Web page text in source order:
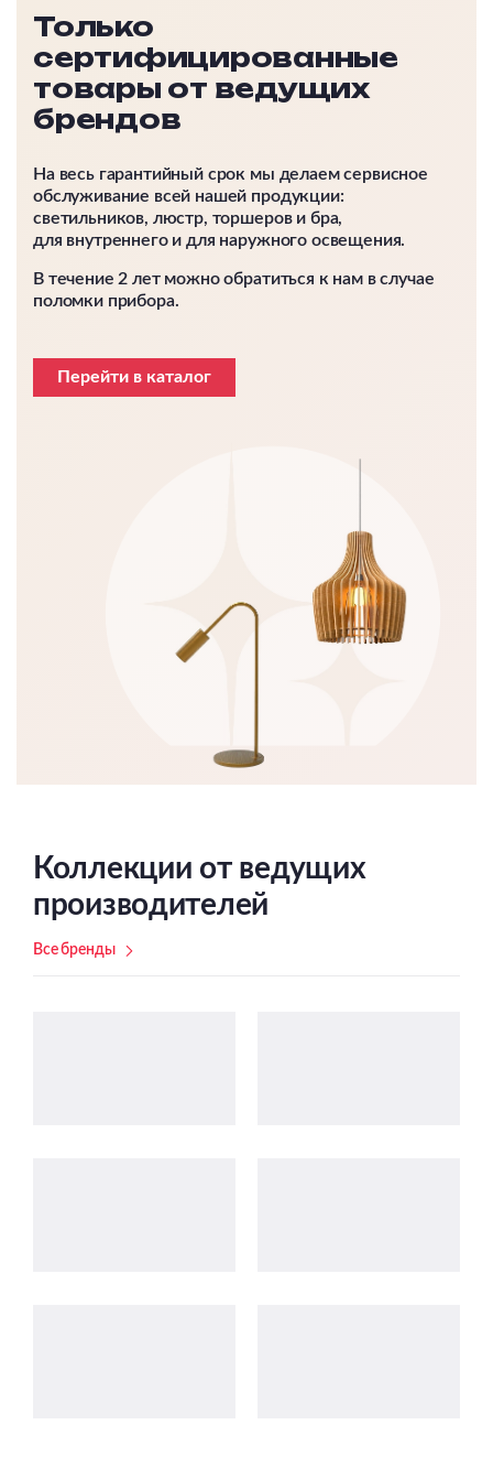
Только
сертифицированные
товары от ведущих
брендов
На весь гарантийный срок мы делаем сервисное
обслуживание всей нашей продукции:
светильников, люстр, торшеров и бра,
для внутреннего и для наружного освещения.
В течение 2 лет можно обратиться к нам в случае
поломки прибора.
Перейти в каталог
Коллекции от ведущих
производителей
Все бренды